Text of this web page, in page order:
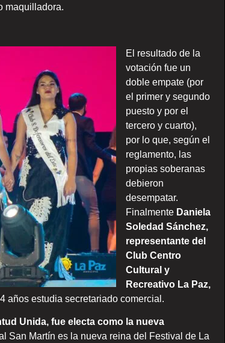
maquilladora.
El resultado de la
votación fue un
doble empate (por
el primer y segundo
puesto y por el
tercero y cuarto),
por lo que, según el
reglamento, las
propias soberanas
debieron
desempatar.
Finalmente Daniela
Soledad Sánchez,
representante del
Club Centro
Cultural y
Recreativo La Paz,
años estudia secretariado comercial.
Unida, fue electa como la nueva
San Martín es la nueva reina del Festival de La